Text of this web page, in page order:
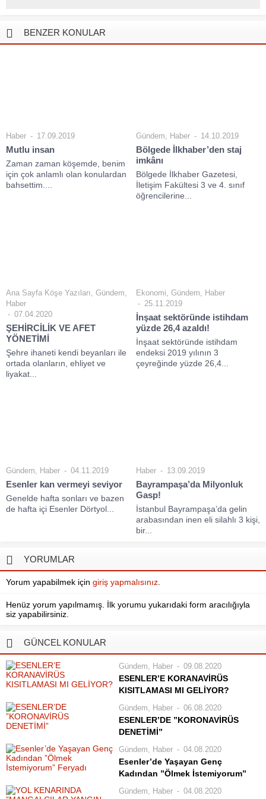
BENZER KONULAR
Haber 17.09.2019
Mutlu insan
Zaman zaman köşemde, benim
için çok anlamlı olan konulardan
bahsettim....
Gündem, Haber 14.10.2019
Bölgede İlkhaber’den staj
imkânı
Bölgede İlkhaber Gazetesi,
İletişim Fakültesi 3 ve 4. sınıf
öğrencilerine...
Ana Sayfa Köşe Yazıları Gündem
Haber
07.04.2020
ŞEHİRCİLİK VE AFET
YÖNETİMİ
Şehre ihaneti kendi beyanları ile
ortada olanların, ehliyet ve
liyakat...
Ekonomi Gündem
Haber
25.11.2019
İnşaat sektöründe istihdam
yüzde 26,4 azaldı!
İnşaat sektöründe istihdam
endeksi 2019 yılının 3
çeyreğinde yüzde 26,4...
Gündem Haber 04.11.2019
Esenler kan vermeyi seviyor
Genelde hafta sonları ve bazen
de hafta içi Esenler Dörtyol...
Haber 13.09.2019
Bayrampaşa’da Milyonluk
Gasp!
İstanbul Bayrampaşa’da gelin
arabasından inen eli silahlı 3 kişi,
bir...
YORUMLAR
Yorum yapabilmek için giriş yapmalısınız
Henüz yorum yapılmamış. İlk yorumu yukarıdaki form aracılığıyla
siz yapabilirsiniz.
GÜNCEL KONULAR
Gündem Haber 09.08.2020
ESENLER’E KORANAVİRÜS
KISITLAMASI MI GELİYOR?
Koronavirüs salgınında en çok
vakanın görüldüğü şehir olan
İstanbul’da, pozitif vaka
Esenyurt, Zeytinburnu, Esenler ve
Bağcılar’da kısıtlama olabilir.
Türkiye’de koranavirüs salgınında en
çok vakanın görüldüğü şehir
Gündem Haber 06.08.2020
ESENLER’DE ”KORONAVİRÜS
DENETİMİ”
Esenler Belediyesi Zabıta Müdürlüğü
ekipleri, İçişleri Bakanlığı’nın
Valiliklere gönderdiği “Koronavirüs
kapsamında Esenler’de denetim
Gündem Haber 04.08.2020
Esenler’de Yaşayan Genç
Kadından ”Ölmek İstemiyorum”
Gündem Haber 04.08.2020